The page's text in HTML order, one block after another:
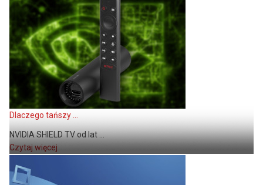
Dlaczego tańszy ...
NVIDIA SHIELD TV od lat ...
Czytaj więcej